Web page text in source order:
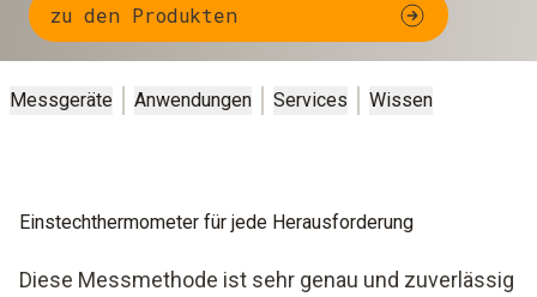
zu den Produkten
Messgeräte Anwendungen Services Wissen
Einstechthermometer für jede Herausforderung
Diese Messmethode ist sehr genau und zuverlässig